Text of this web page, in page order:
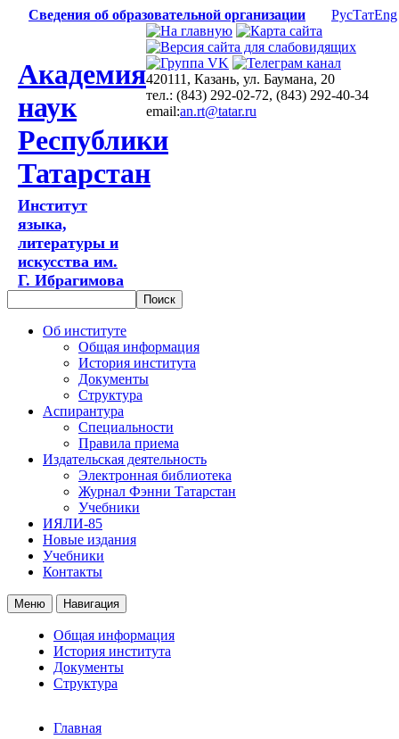
Сведения об образовательной организации РусТатEng
Академия
наук
Республики
Татарстан
Институт
языка,
литературы и
искусства им.
Г. Ибрагимова
420111, Казань, ул. Баумана, 20
тел.: (843) 292-02-72, (843) 292-40-34
email:an.rt@tatar.ru
Об институте
Общая информация
История института
Документы
Структура
Аспирантура
Специальности
Правила приема
Издательская деятельность
Электронная библиотека
Журнал Фэнни Татарстан
Учебники
ИЯЛИ-85
Новые издания
Учебники
Контакты
Меню Навигация
Общая информация
История института
Документы
Структура
Главная